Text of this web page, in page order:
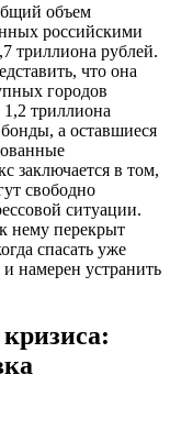
объем
российскими
триллиона рублей.
что она
городов
триллиона
а оставшиеся
заключается в том,
свободно
ситуации.
нему перекрыт
спасать уже
намерен устранить